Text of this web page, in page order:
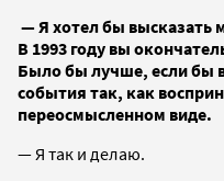
— Я хотел бы высказать
В 1993 году вы
Было бы лучше, если бы
события так, как
переосмысленном виде.
— Я так и делаю.